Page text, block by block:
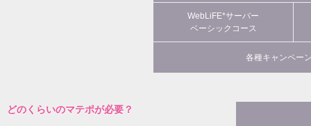
WebLiFE*サーバー
ベーシックコース
各種キャンペー
どのくらいのマテポが必要？